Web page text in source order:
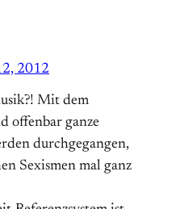
2012
Mit dem
offenbar ganze
durchgegangen,
Sexismen mal ganz